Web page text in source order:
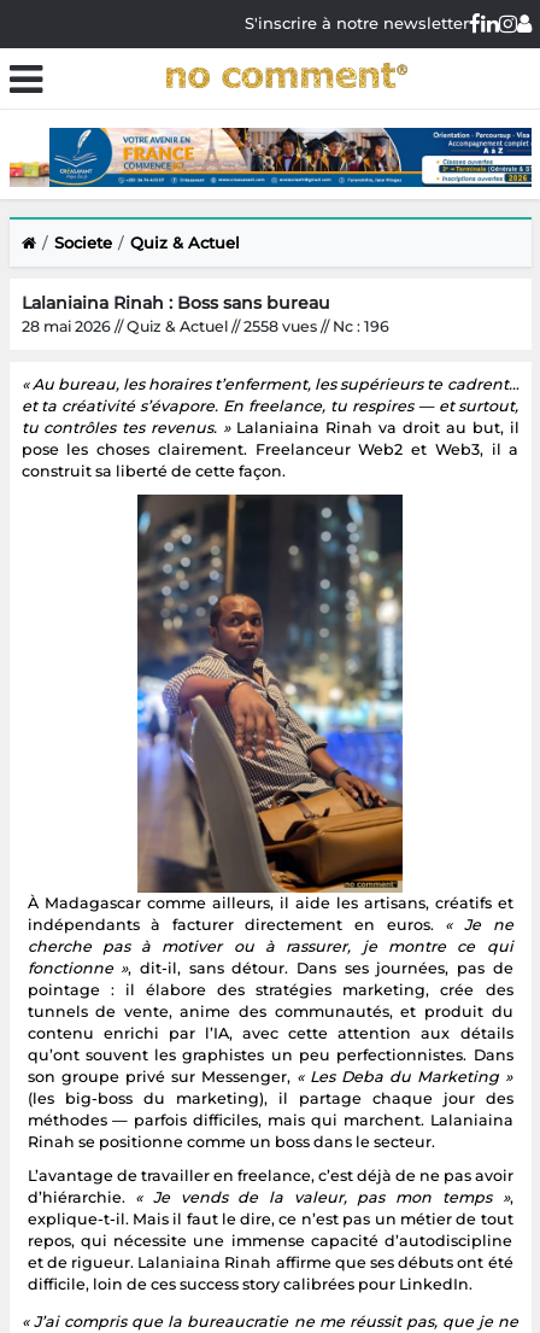
S'inscrire à notre newsletter
Societe Quiz & Actuel
Lalaniaina Rinah : Boss sans bureau
28 mai 2026 // Quiz & Actuel // 2558 vues // Nc : 196
« Au bureau, les horaires t’enferment, les supérieurs te cadrent…
et ta créativité s’évapore. En freelance, tu respires — et surtout,
tu contrôles tes revenus. »Lalaniaina Rinah va droit au but, il
pose les choses clairement. Freelanceur Web2 et Web3, il a
construit sa liberté de cette façon.
À Madagascar comme ailleurs, il aide les artisans, créatifs et
indépendants à facturer directement en euros. « Je ne
cherche pas à motiver ou à rassurer, je montre ce qui
fonctionne », dit-il, sans détour. Dans ses journées, pas de
pointage : il élabore des stratégies marketing, crée des
tunnels de vente, anime des communautés, et produit du
contenu enrichi par l’IA, avec cette attention aux détails
qu’ont souvent les graphistes un peu perfectionnistes. Dans
son groupe privé sur Messenger, « Les Deba du Marketing »
(les big-boss du marketing), il partage chaque jour des
méthodes — parfois difficiles, mais qui marchent. Lalaniaina
Rinah se positionne comme un boss dans le secteur.
L’avantage de travailler en freelance, c’est déjà de ne pas avoir
d’hiérarchie. « Je vends de la valeur, pas mon temps »,
explique-t-il. Mais il faut le dire, ce n’est pas un métier de tout
repos, qui nécessite une immense capacité d’autodiscipline
et de rigueur. Lalaniaina Rinah affirme que ses débuts ont été
difficile, loin de ces success story calibrées pour LinkedIn.
« J’ai compris que la bureaucratie ne me réussit pas, que je ne